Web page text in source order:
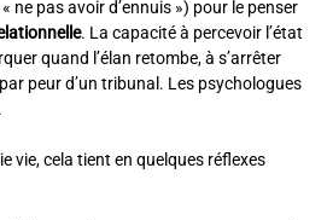
ne pas avoir d’ennuis ») pour le penser
. La capacité à percevoir l’état
quand l’élan retombe, à s’arrêter
peur d’un tribunal. Les psychologues
.
vie, cela tient en quelques réflexes